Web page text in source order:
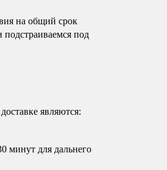
на общий срок
под
являются:
минут для дальнего